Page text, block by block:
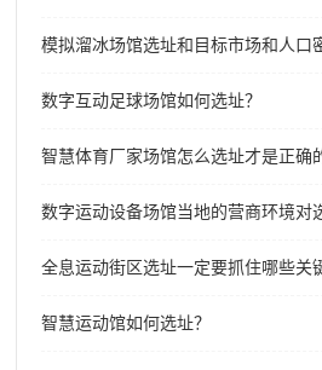
模拟溜冰场馆选址和目标市场和人口
数字互动足球场馆如何选址？
智慧体育厂家场馆怎么选址才是正确
数字运动设备场馆当地的营商环境对
全息运动街区选址一定要抓住哪些关
智慧运动馆如何选址？